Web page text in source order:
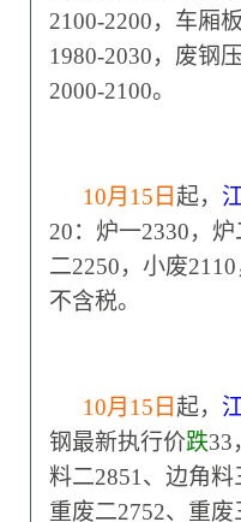
2100-2200，车厢
1980-2030，废钢
2000-2100。
10月15日 起，
20：炉一2330，
二2250，小废
不含税。
10月15日 起，
钢最新执行价跌33
料二2851、边角料
重废二2752、重